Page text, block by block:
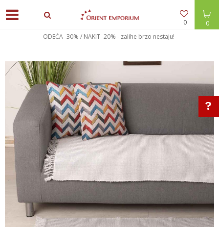
0
0
ODEĆA -30% / NAKIT -20% - zalihe brzo nestaju!